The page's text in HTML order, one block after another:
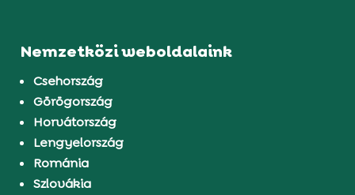
Nemzetközi weboldalaink
Csehország
Görögország
Horvátország
Lengyelország
Románia
Szlovákia